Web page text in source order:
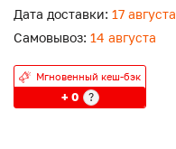
Дата доставки: 17 августа
Самовывоз: 14 августа
Мгновенный кеш-бэк
+ 0 ?